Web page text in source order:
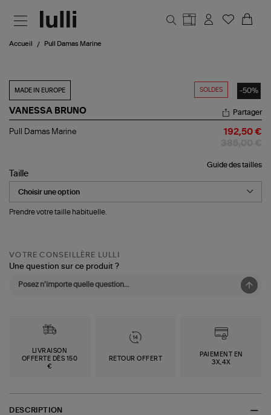
Accueil Pull Damas Marine
SOLDES -50%
MADE IN EUROPE
VANESSA BRUNO
Pull
Partager
Pull Damas Marine 192,50 €
Guide des tailles
Taille
Prendre votre taille habituelle.
VOTRE CONSEILLÈRE LULLI
Une question sur ce produit ?
LIVRAISON
OFFERTE DÈS 150
€
RETOUR OFFERT
PAIEMENT EN
3X,4X
DESCRIPTION